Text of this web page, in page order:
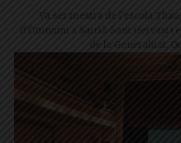
Va ser mestra de l'escola
d'Òmnium a Sarrià-Sant Gervasi i
de la Generalitat,